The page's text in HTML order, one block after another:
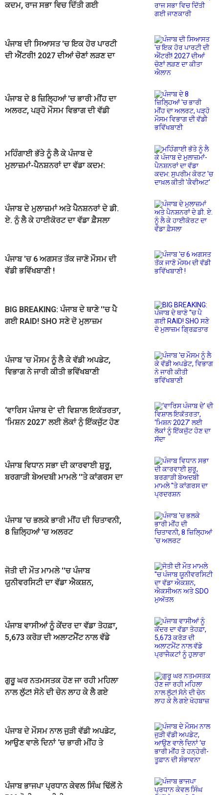
ਕਦਮ, ਰਾਜ ਸਭਾ ਵਿਚ ਦਿੱਤੀ ਗਈ
ਪੰਜਾਬ ਦੀ ਸਿਆਸਤ 'ਚ ਇਕ ਹੋਰ ਪਾਰਟੀ
ਦੀ ਐਂਟਰੀ! 2027 ਦੀਆਂ ਚੋਣਾਂ ਲੜਣ ਦਾ
ਪੰਜਾਬ ਦੇ 8 ਜ਼ਿਲ੍ਹਿਆਂ 'ਚ ਭਾਰੀ ਮੀਂਹ ਦਾ
ਅਲਰਟ, ਪੜ੍ਹੋ ਮੌਸਮ ਵਿਭਾਗ ਦੀ ਵੱਡੀ
ਮਹਿੰਗਾਈ ਭੱਤੇ ਨੂੰ ਲੈ ਕੇ ਪੰਜਾਬ ਦੇ
ਮੁਲਾਜ਼ਮਾਂ-ਪੈਨਸ਼ਨਰਾਂ ਦਾ ਵੱਡਾ ਕਦਮ:
ਪੰਜਾਬ ਦੇ ਮੁਲਾਜ਼ਮਾਂ ਅਤੇ ਪੈਨਸ਼ਨਰਾਂ ਦੇ ਡੀ.
ਏ. ਨੂੰ ਲੈ ਕੇ ਹਾਈਕੋਰਟ ਦਾ ਵੱਡਾ ਫ਼ੈਸਲਾ
ਪੰਜਾਬ 'ਚ 6 ਅਗਸਤ ਤੱਕ ਜਾਣੋ ਮੌਸਮ ਦੀ
ਵੱਡੀ ਭਵਿੱਖਬਾਣੀ !
BIG BREAKING: ਪੰਜਾਬ ਦੇ ਥਾਣੇ ''ਚ ਪੈ
ਗਈ RAID! SHO ਸਣੇ ਦੋ ਮੁਲਾਜ਼ਮ
ਪੰਜਾਬ 'ਚ ਮੌਸਮ ਨੂੰ ਲੈ ਕੇ ਵੱਡੀ ਅਪਡੇਟ,
ਵਿਭਾਗ ਨੇ ਜਾਰੀ ਕੀਤੀ ਭਵਿੱਖਬਾਣੀ
‘ਵਾਰਿਸ ਪੰਜਾਬ ਦੇ’ ਦੀ ਵਿਸ਼ਾਲ ਇਕੱਤਰਤਾ,
‘ਮਿਸ਼ਨ 2027’ ਲਈ ਲੋਕਾਂ ਨੂੰ ਇੱਕਜੁੱਟ ਹੋਣ
ਪੰਜਾਬ ਵਿਧਾਨ ਸਭਾ ਦੀ ਕਾਰਵਾਈ ਸ਼ੁਰੂ,
ਬਰਗਾੜੀ ਬੇਅਦਬੀ ਮਾਮਲੇ ''ਤੇ ਕਾਂਗਰਸ ਦਾ
ਪੰਜਾਬ 'ਚ ਭਲਕੇ ਭਾਰੀ ਮੀਂਹ ਦੀ ਚਿਤਾਵਨੀ,
8 ਜ਼ਿਲ੍ਹਿਆਂ 'ਚ ਅਲਰਟ
ਜੋਤੀ ਦੀ ਮੌਤ ਮਾਮਲੇ ''ਚ ਪੰਜਾਬ
ਯੂਨੀਵਰਸਿਟੀ ਦਾ ਵੱਡਾ ਐਕਸ਼ਨ,
ਪੰਜਾਬ ਵਾਸੀਆਂ ਨੂੰ ਕੇਂਦਰ ਦਾ ਵੱਡਾ ਤੋਹਫ਼ਾ,
5,673 ਕਰੋੜ ਦੀ ਅਲਾਟਮੈਂਟ ਨਾਲ ਵੱਡੇ
ਗੁਰੂ ਘਰ ਨਤਮਸਤਕ ਹੋਣ ਜਾ ਰਹੀ ਮਹਿਲਾ
ਨਾਲ ਲੁੱਟ! ਸੋਨੇ ਦੀ ਚੇਨ ਲਾਹ ਕੇ ਲੈ ਗਏ
ਪੰਜਾਬ ਦੇ ਮੌਸਮ ਨਾਲ ਜੁੜੀ ਵੱਡੀ ਅਪਡੇਟ,
ਆਉਣ ਵਾਲੇ ਦਿਨਾਂ ‘ਚ ਭਾਰੀ ਮੀਂਹ ਤੇ
ਪੰਜਾਬ ਭਾਜਪਾ ਪ੍ਰਧਾਨ ਕੇਵਲ ਸਿੰਘ ਢਿੱਲੋਂ ਨੇ